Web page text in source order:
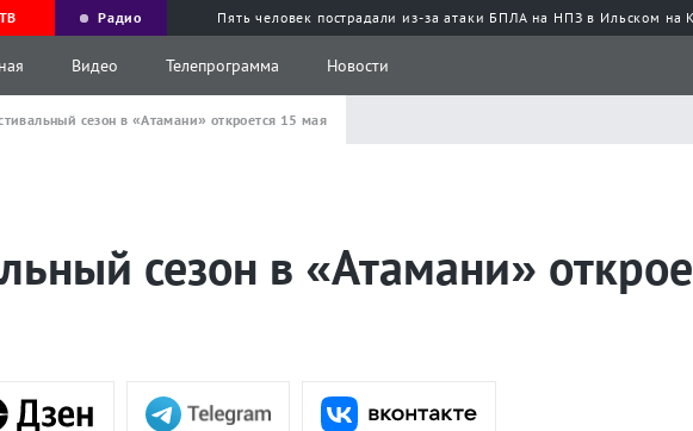
ТВ Радио Пять человек пострадали из-за атаки БПЛА на НПЗ в Ильском на
Видео Телепрограмма Новости
сезон в «Атамани» откроется 15 мая
сезон в «Атамани»